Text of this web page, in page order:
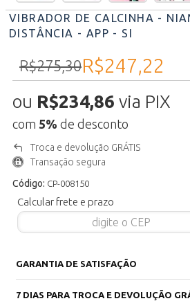
VIBRADOR DE CALCINHA -
DISTÂNCIA - APP - SI
Código: CP-008150
R$247,22
R$275,30
ou R$234,86 via PIX
com 5% de desconto
Troca e devolução GRÁTIS
Transação segura
Calcular frete e prazo
GARANTIA DE SATISFAÇÃO
7 DIAS PARA TROCA E DEVOLUÇÃO